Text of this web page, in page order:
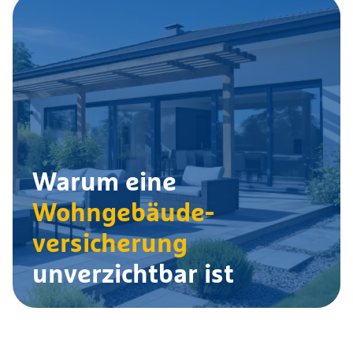
Warum eine
Wohngebäude­
versicherung
unverzichtbar ist